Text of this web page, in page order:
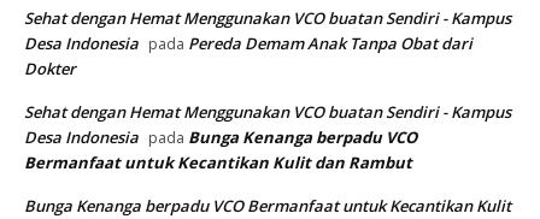
Sehat dengan Hemat Menggunakan VCO buatan Sendiri - Kampus
Desa Indonesia pada Pereda Demam Anak Tanpa Obat dari
Dokter
Sehat dengan Hemat Menggunakan VCO buatan Sendiri - Kampus
Desa Indonesia pada Bunga Kenanga berpadu VCO
Bermanfaat untuk Kecantikan Kulit dan Rambut
Bunga Kenanga berpadu VCO Bermanfaat untuk Kecantikan Kulit